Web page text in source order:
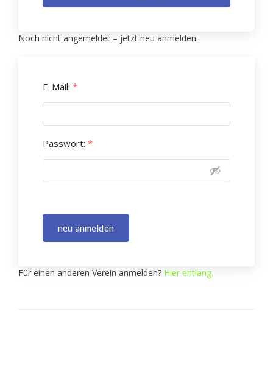
Noch nicht angemeldet – jetzt neu anmelden.
E-Mail: *
Passwort: *
neu anmelden
Für einen anderen Verein anmelden? Hier entlang.